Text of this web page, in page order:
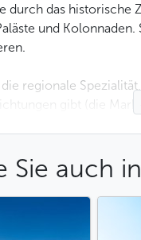
durch das historische
und
regionale
gibt (die
Blick über die Stadt
Spaziergang in
tolle Aussichten
Sie auch